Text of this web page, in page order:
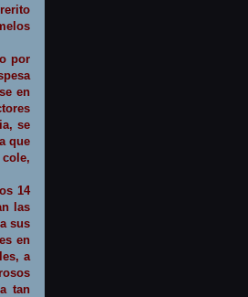
por
en
se
que
14
las
sus
en
a
tan